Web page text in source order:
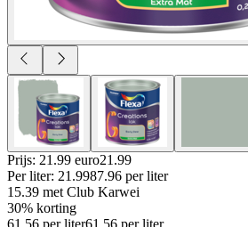
Prijs: 21.99 euro21 .99
Per liter: 21.9987.96 per liter
15.39 met Club Karwei
30% korting
61.56 per liter61.56 per liter